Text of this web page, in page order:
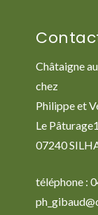
Châtaigne
chez
Philippe et
Le
07240
téléphone :